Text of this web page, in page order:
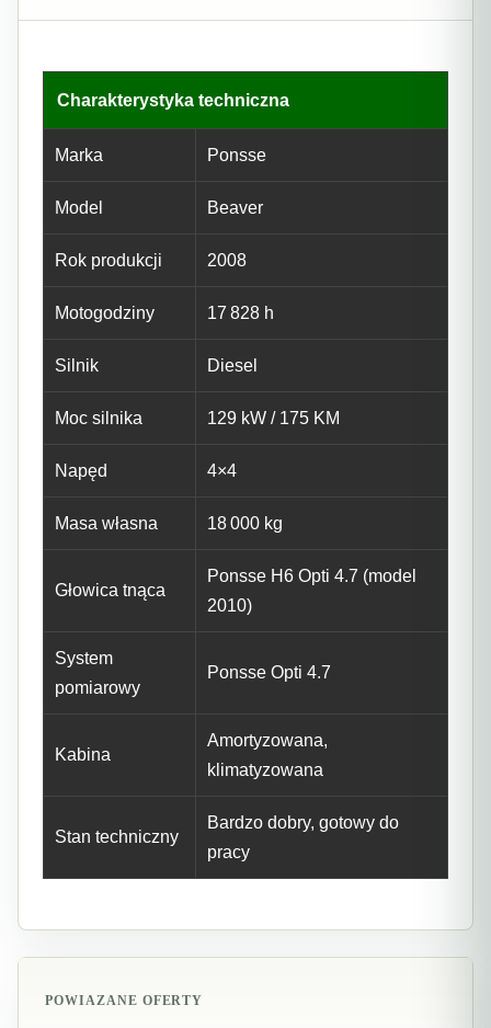
Charakterystyka techniczna
Marka Ponsse
Model Beaver
Rok produkcji 2008
Motogodziny 17 828 h
Silnik Diesel
Moc silnika 129 kW / 175 KM
Napęd 4×4
Masa własna 18 000 kg
Głowica tnąca
Ponsse H6 Opti 4.7 (model
2010)
System
pomiarowy
Ponsse Opti 4.7
Kabina
Amortyzowana,
klimatyzowana
Stan techniczny
Bardzo dobry, gotowy do
pracy
POWIAZANE OFERTY